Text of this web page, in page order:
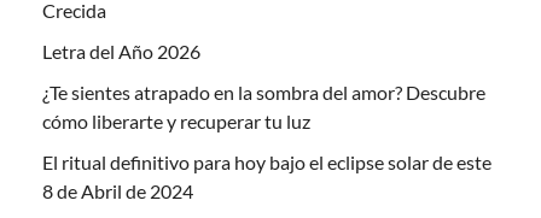
Crecida
Letra del Año 2026
¿Te sientes atrapado en la sombra del amor? Descubre
cómo liberarte y recuperar tu luz
El ritual definitivo para hoy bajo el eclipse solar de este
8 de Abril de 2024